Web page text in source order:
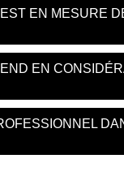
EN MESURE
EN